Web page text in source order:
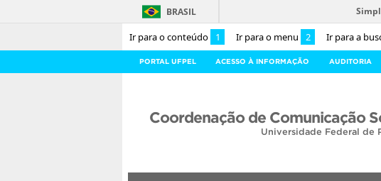
Ir para o conteúdo 1 Ir para o menu 2 Ir para a
BRASIL
PORTAL UFPEL ACESSO À INFORMAÇÃO AUDITORIA
Coordenação de Comunicação
Universidade Federal de